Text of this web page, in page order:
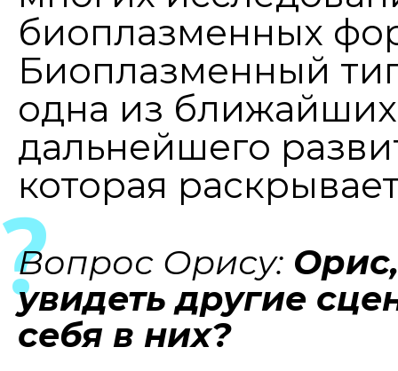
биоплазменных
Биоплазменный
одна из
дальнейшего
которая
Вопрос Орису:
увидеть другие
себя в них?